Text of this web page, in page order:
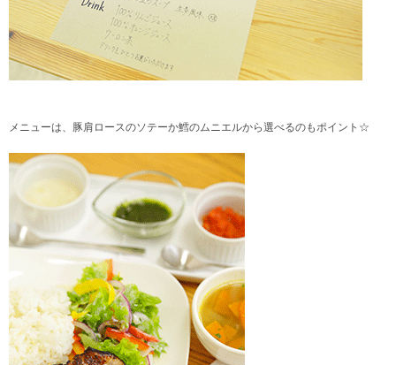
メニューは、豚肩ロースのソテーか鱈のムニエルから選べるのもポイント☆